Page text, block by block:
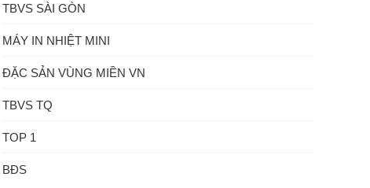
TBVS SÀI GÒN
MÁY IN NHIỆT MINI
ĐẶC SẢN VÙNG MIỀN VN
TBVS TQ
TOP 1
BĐS